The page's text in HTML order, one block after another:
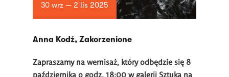
30 wrz — 2 lis 2025
Anna Kodź, Zakorzenione
Zapraszamy na wernisaż, który odbędzie się 8
października o godz. 18:00 w galerii Sztuka na